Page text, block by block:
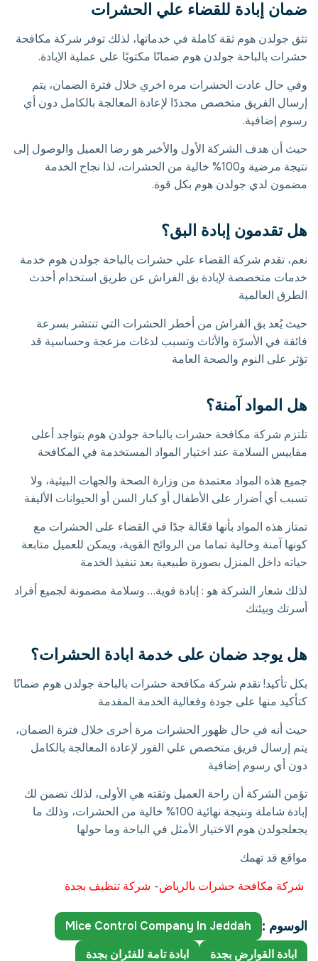
ضمان إبادة للقضاء علي الحشرات
تثق جولدن هوم ثقة كاملة في خدماتها، لذلك توفر شركة مكافحة
حشرات بالباحة جولدن هوم ضمانًا مكتوبًا على عملية الإبادة.
وفي حال عادت الحشرات مره اخري خلال فترة الضمان، يتم
إرسال الفريق متخصص مجددًا لإعادة المعالجة بالكامل دون أي
رسوم إضافية.
حيث أن هدف الشركة الأول والأخير هو رضا العميل والوصول إلى
نتيجة مرضية و100% خالية من الحشرات، لذا نجاح الخدمة
مضمون لدي جولدن هوم بكل قوة.
هل تقدمون إبادة البق؟
نعم، تقدم شركة القضاء علي حشرات بالباحة جولدن هوم خدمة
خدمات متخصصة لإبادة بق الفراش عن طريق استخدام أحدث
الطرق العالمية
حيث يُعد بق الفراش من أخطر الحشرات التي تنتشر بسرعة
فائقة في الأسرّة والأثاث وتسبب لدغات مزعجة وحساسية قد
تؤثر على النوم والصحة العامة
هل المواد آمنة؟
تلتزم شركة مكافحة حشرات بالباحة جولدن هوم بتواجد أعلى
مقاييس السلامة عند اختيار المواد المستخدمة في المكافحة
جميع هذه المواد معتمدة من وزارة الصحة والجهات البيئية، ولا
تسبب أي أضرار على الأطفال أو كبار السن أو الحيوانات الأليفة
تمتاز هذه المواد بأنها فعّالة جدًا في القضاء على الحشرات مع
كونها آمنة وخالية تماما من الروائح القوية، ويمكن للعميل متابعة
حياته داخل المنزل بصورة طبيعية بعد تنفيذ الخدمة
لذلك شعار الشركة هو : إبادة قوية… وسلامة مضمونة لجميع أفراد
أسرتك وبيئتك
هل يوجد ضمان على خدمة ابادة الحشرات؟
بكل تأكيد! تقدم شركة مكافحة حشرات بالباحة جولدن هوم ضمانًا
كتأكيد منها على جودة وفعالية الخدمة المقدمة
حيث أنه في حال ظهور الحشرات مرة أخرى خلال فترة الضمان،
يتم إرسال فريق متخصص علي الفور لإعادة المعالجة بالكامل
دون أي رسوم إضافية
تؤمن الشركة أن راحة العميل وثقته هي الأولى، لذلك تضمن لك
إبادة شاملة ونتيجة نهائية 100% خالية من الحشرات، وذلك ما
يجعلجولدن هوم الاختيار الأمثل في الباحة وما حولها
مواقع قد تهمك
شركة مكافحة حشرات بالرياض- شركة تنظيف بجدة
الوسوم :
Mice Control Company In Jeddah
ابادة القوارض بجدة
ابادة تامة للفئران بجدة